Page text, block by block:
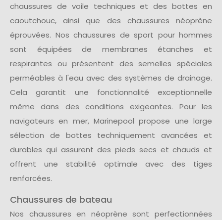
chaussures de voile techniques et des bottes en
caoutchouc, ainsi que des chaussures néoprène
éprouvées. Nos chaussures de sport pour hommes
sont équipées de membranes étanches et
respirantes ou présentent des semelles spéciales
perméables à l'eau avec des systèmes de drainage.
Cela garantit une fonctionnalité exceptionnelle
même dans des conditions exigeantes. Pour les
navigateurs en mer, Marinepool propose une large
sélection de bottes techniquement avancées et
durables qui assurent des pieds secs et chauds et
offrent une stabilité optimale avec des tiges
renforcées.
Chaussures de bateau
Nos chaussures en néoprène sont perfectionnées